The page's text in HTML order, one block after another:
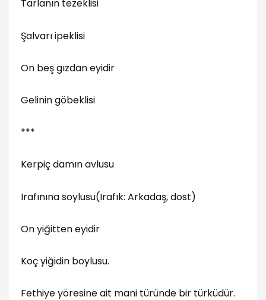
Tarlanın tezeklisi
Şalvarı ipeklisi
On beş gızdan eyidir
Gelinin göbeklisi
***
Kerpiç damın avlusu
Irafınına soylusu(Irafık: Arkadaş, dost)
On yiğitten eyidir
Koç yiğidin boylusu.
Fethiye yöresine ait mani türünde bir türküdür.